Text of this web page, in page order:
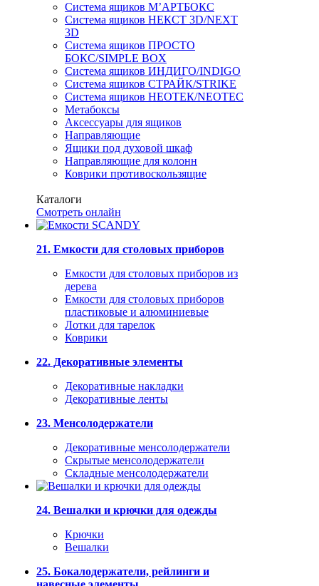
Система ящиков М’АРТБОКС
Система ящиков НЕКСТ 3D/NEXT
3D
Система ящиков ПРОСТО
БОКС/SIMPLE BOX
Система ящиков ИНДИГО/INDIGO
Система ящиков СТРАЙК/STRIKE
Система ящиков НЕОТЕК/NEOTEC
Метабоксы
Аксессуары для ящиков
Направляющие
Ящики под духовой шкаф
Направляющие для колонн
Коврики противоскользящие
Каталоги
Смотреть онлайн
21. Емкости для столовых приборов
Емкости для столовых приборов из
дерева
Емкости для столовых приборов
пластиковые и алюминиевые
Лотки для тарелок
Коврики
22. Декоративные элементы
Декоративные накладки
Декоративные ленты
23. Менсолодержатели
Декоративные менсолодержатели
Скрытые менсолодержатели
Складные менсолодержатели
24. Вешалки и крючки для одежды
Крючки
Вешалки
25. Бокалодержатели, рейлинги и